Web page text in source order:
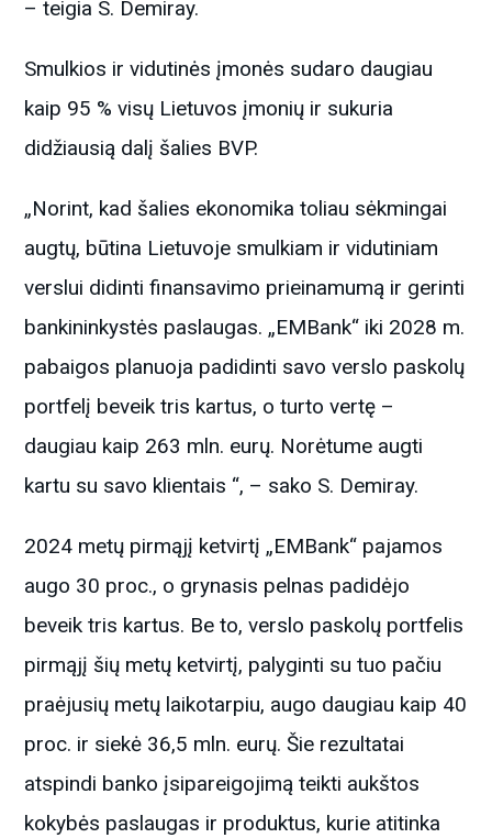
– teigia S. Demiray.
Smulkios ir vidutinės įmonės sudaro daugiau
kaip 95 % visų Lietuvos įmonių ir sukuria
didžiausią dalį šalies BVP.
„Norint, kad šalies ekonomika toliau sėkmingai
augtų, būtina Lietuvoje smulkiam ir vidutiniam
verslui didinti finansavimo prieinamumą ir gerinti
bankininkystės paslaugas. „EMBank“ iki 2028 m.
pabaigos planuoja padidinti savo verslo paskolų
portfelį beveik tris kartus, o turto vertę –
daugiau kaip 263 mln. eurų. Norėtume augti
kartu su savo klientais “, – sako S. Demiray.
2024 metų pirmąjį ketvirtį „EMBank“ pajamos
augo 30 proc., o grynasis pelnas padidėjo
beveik tris kartus. Be to, verslo paskolų portfelis
pirmąjį šių metų ketvirtį, palyginti su tuo pačiu
praėjusių metų laikotarpiu, augo daugiau kaip 40
proc. ir siekė 36,5 mln. eurų. Šie rezultatai
atspindi banko įsipareigojimą teikti aukštos
kokybės paslaugas ir produktus, kurie atitinka